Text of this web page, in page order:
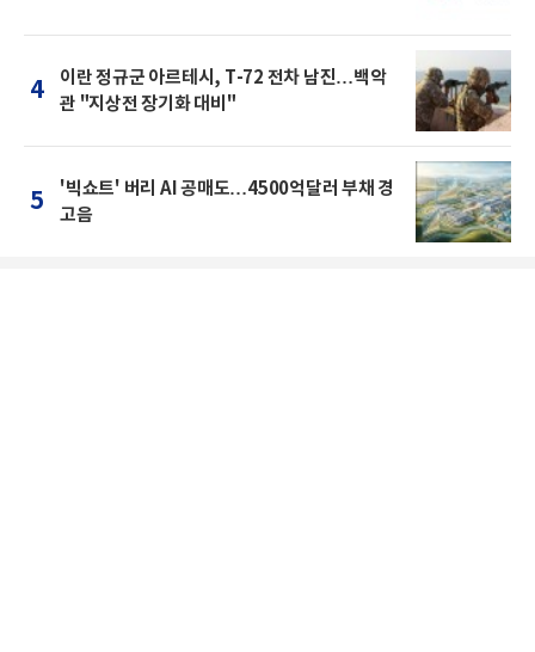
4
이란 정규군 아르테시, T-72 전차 남진…백악
관 "지상전 장기화 대비"
5
'빅쇼트' 버리 AI 공매도…4500억달러 부채 경
고음